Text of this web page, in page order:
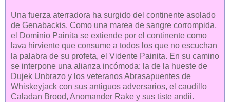
Una fuerza aterradora ha surgido del continente asolado
de Genabackis. Como una marea de sangre corrompida,
el Dominio Painita se extiende por el continente como
lava hirviente que consume a todos los que no escuchan
la palabra de su profeta, el Vidente Painita. En su camino
se interpone una alianza incómoda: la de la hueste de
Dujek Unbrazo y los veteranos Abrasapuentes de
Whiskeyjack con sus antiguos adversarios, el caudillo
Caladan Brood, Anomander Rake y sus tiste andii.